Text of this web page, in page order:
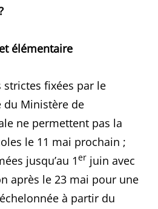
élémentaire
fixées par le
Ministère de
ne permettent pas la
le 11 mai prochain ;
jusqu’au 1er juin avec
après le 23 mai pour une
à partir du